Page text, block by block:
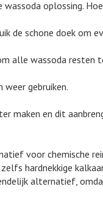
oplossing.
de schone doek om
alle wassoda resten
gebruiken.
maken en dit
voor chemische
hardnekkige
alternatief,